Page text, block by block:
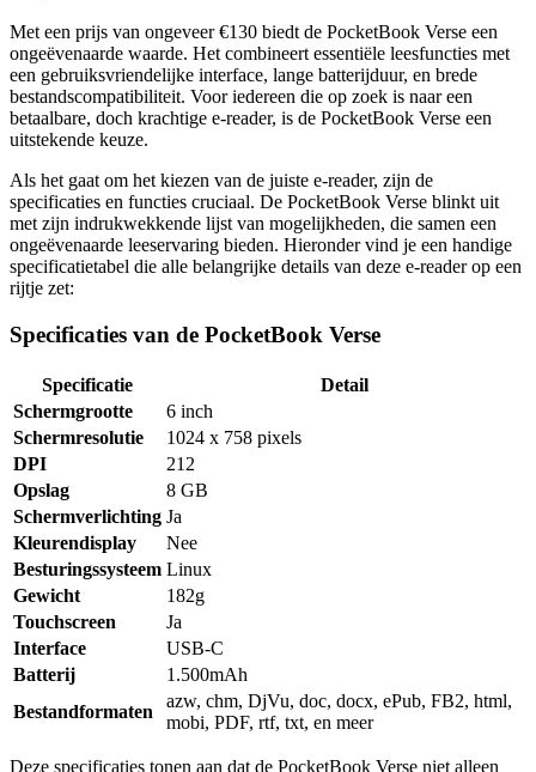
Met een prijs van ongeveer €130 biedt de PocketBook Verse een
ongeëvenaarde waarde. Het combineert essentiële leesfuncties met
een gebruiksvriendelijke interface, lange batterijduur, en brede
bestandscompatibiliteit. Voor iedereen die op zoek is naar een
betaalbare, doch krachtige e-reader, is de PocketBook Verse een
uitstekende keuze.
Als het gaat om het kiezen van de juiste e-reader, zijn de
specificaties en functies cruciaal. De PocketBook Verse blinkt uit
met zijn indrukwekkende lijst van mogelijkheden, die samen een
ongeëvenaarde leeservaring bieden. Hieronder vind je een handige
specificatietabel die alle belangrijke details van deze e-reader op een
rijtje zet:
Specificaties van de PocketBook Verse
Specificatie
Detail
Schermgrootte
6 inch
Schermresolutie
1024 x 758 pixels
DPI
212
Opslag
8 GB
Schermverlichting Ja
Kleurendisplay
Nee
Besturingssysteem Linux
Gewicht
182g
Touchscreen
Ja
Interface
USB-C
Batterij
1.500mAh
Bestandformaten
azw, chm, DjVu, doc, docx, ePub, FB2, html,
mobi, PDF, rtf, txt, en meer
Deze specificaties tonen aan dat de PocketBook Verse niet alleen